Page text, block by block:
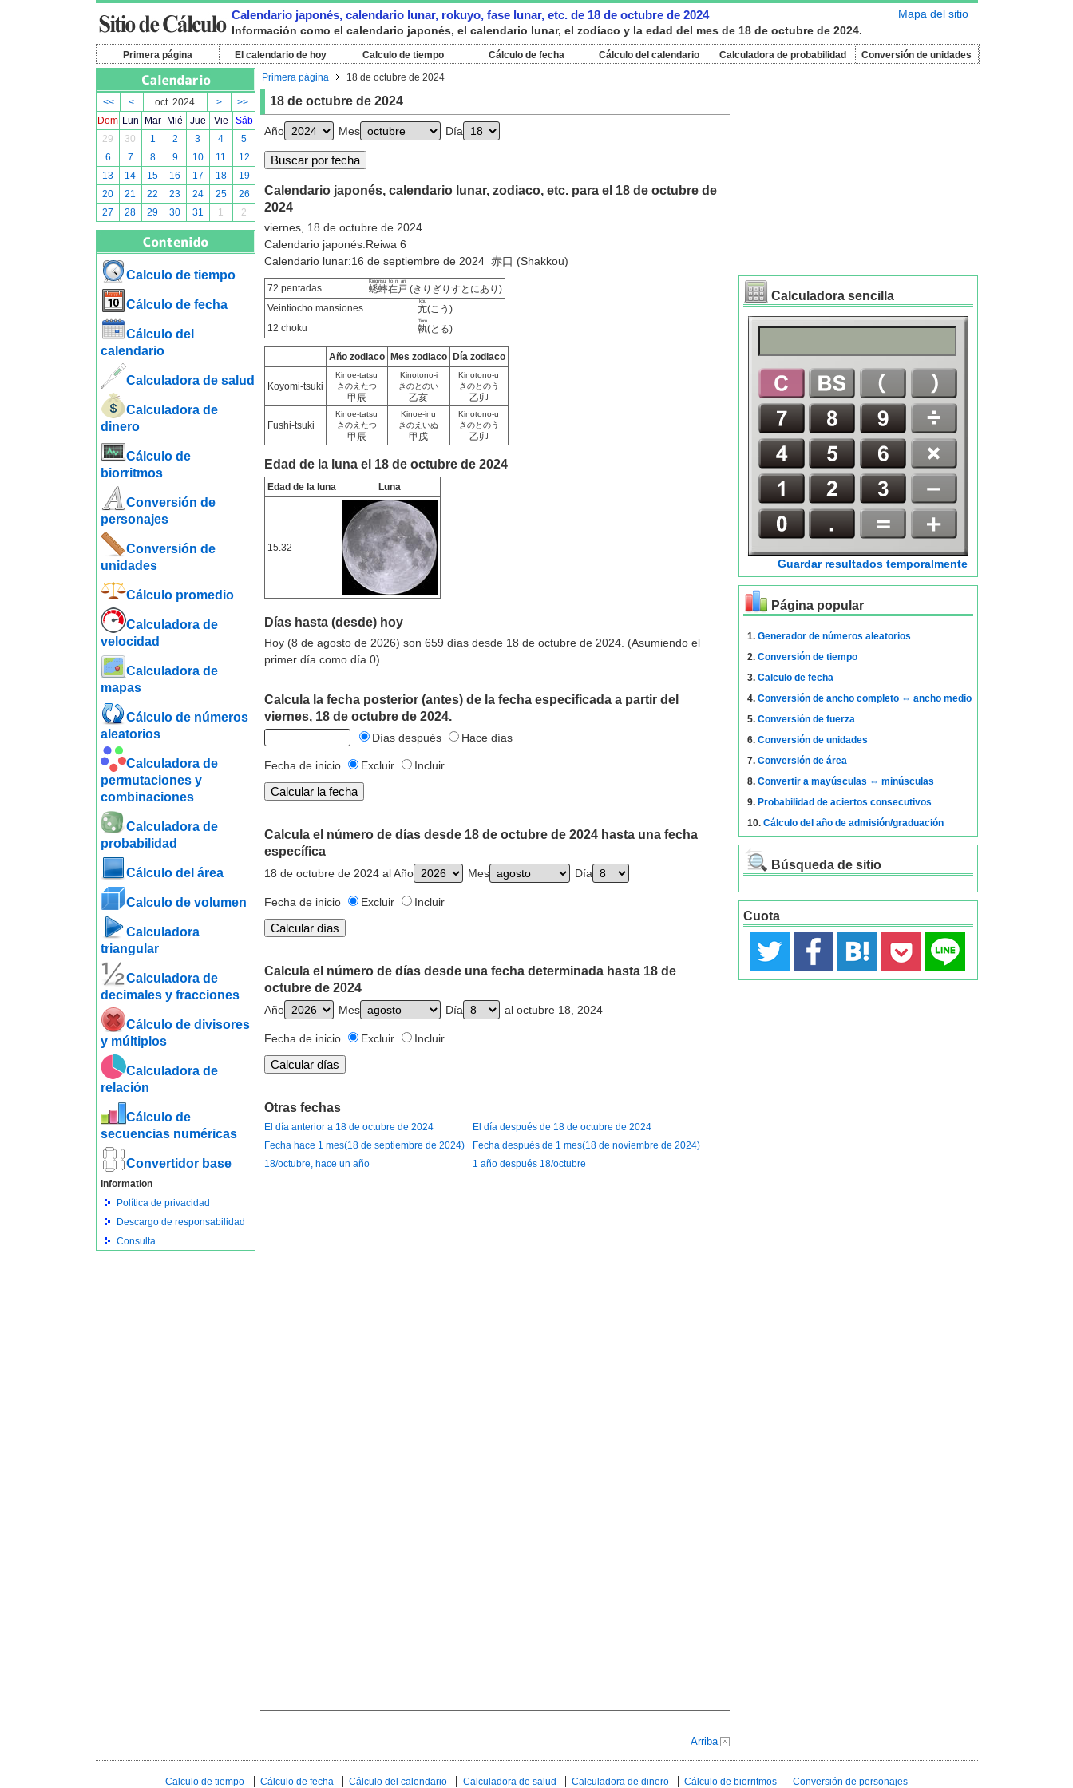
Mapa del sitio
Calendario japonés, calendario lunar, rokuyo, fase lunar, etc. de 18 de octubre de 2024
Información como el calendario japonés, el calendario lunar, el zodíaco y la edad del mes de 18 de octubre de 2024.
Primera página El calendario de hoy Calculo de tiempo Cálculo de fecha Cálculo del calendario Calculadora de probabilidad Conversión de unidades
<< < oct. 2024 >
>>
Dom Lun Mar Mié Jue Vie
Sáb
29
30 1 2 3 4
5
6
7 8 9 10 11
12
13
14 15 16 17 18
19
20
21 22 23 24 25
26
27
28 29 30 31 1 2
Calculo de tiempo
Cálculo de fecha
Cálculo del
calendario
Calculadora de salud
Calculadora de
dinero
Cálculo de
biorritmos
Conversión de
personajes
Conversión de
unidades
Cálculo promedio
Calculadora de
velocidad
Calculadora de
mapas
Cálculo de números
aleatorios
Calculadora de
permutaciones y
combinaciones
Calculadora de
probabilidad
Cálculo del área
Calculo de volumen
Calculadora
triangular
Calculadora de
decimales y fracciones
Cálculo de divisores
y múltiplos
Calculadora de
relación
Cálculo de
secuencias numéricas
Convertidor base
Information
Política de privacidad
Descargo de responsabilidad
Consulta
Primera página 18 de octubre de 2024
18 de octubre de 2024
Año Mes Día
Calendario japonés, calendario lunar, zodiaco, etc. para el 18 de octubre de
2024
viernes, 18 de octubre de 2024
Calendario japonés:Reiwa 6
Calendario lunar:16 de septiembre de 2024 赤口 (Shakkou)
72 pentadas 蟋蟀在戸
Kirigirisu to ni ari
(きりぎりすとにあり)
Veintiocho mansiones
亢
kou
(こう)
12 choku
執
Toru
(とる)
Año zodiaco Mes zodiaco Día zodiaco
Koyomi-tsuki
Kinoe-tatsu
きのえたつ
甲辰
Kinotono-i
きのとのい
乙亥
Kinotono-u
きのとのう
乙卯
Fushi-tsuki
Kinoe-tatsu
きのえたつ
甲辰
Kinoe-inu
きのえいぬ
甲戌
Kinotono-u
きのとのう
乙卯
Edad de la luna el 18 de octubre de 2024
Edad de la luna Luna
15.32
Días hasta (desde) hoy
Hoy (8 de agosto de 2026) son 659 días desde 18 de octubre de 2024. (Asumiendo el
primer día como día 0)
Calcula la fecha posterior (antes) de la fecha especificada a partir del
viernes, 18 de octubre de 2024.
Días después Hace días
Fecha de inicio Excluir Incluir
Calcula el número de días desde 18 de octubre de 2024 hasta una fecha
específica
18 de octubre de 2024 al Año Mes Día
Fecha de inicio Excluir Incluir
Calcula el número de días desde una fecha determinada hasta 18 de
octubre de 2024
Año Mes Día al octubre 18, 2024
Fecha de inicio Excluir Incluir
Otras fechas
El día anterior a 18 de octubre de 2024
El día después de 18 de octubre de 2024
Fecha hace 1 mes(18 de septiembre de 2024)
Fecha después de 1 mes(18 de noviembre de 2024)
18/octubre, hace un año
1 año después 18/octubre
Arriba
Calculadora sencilla
Guardar resultados temporalmente
Página popular
1. Generador de números aleatorios
2. Conversión de tiempo
3. Calculo de fecha
4. Conversión de ancho completo ⇔ ancho medio
5. Conversión de fuerza
6. Conversión de unidades
7. Conversión de área
8. Convertir a mayúsculas ⇔ minúsculas
9. Probabilidad de aciertos consecutivos
10. Cálculo del año de admisión/graduación
Búsqueda de sitio
Cuota
Calculo de tiempo Cálculo de fecha Cálculo del calendario Calculadora de salud Calculadora de dinero Cálculo de biorritmos Conversión de personajes